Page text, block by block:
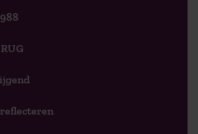
reflecteren